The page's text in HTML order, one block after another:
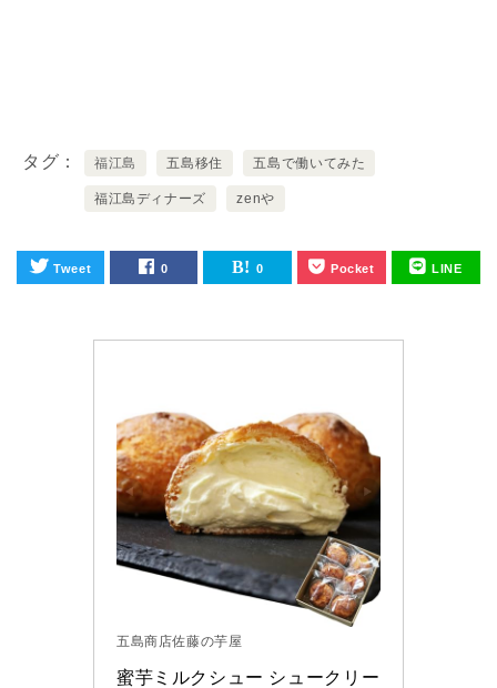
タグ 福江島 五島移住 五島で働いてみた
福江島ディナーズ zenや
Tweet 0 0 Pocket LINE
五島商店佐藤の芋屋
蜜芋ミルクシュー シュークリー